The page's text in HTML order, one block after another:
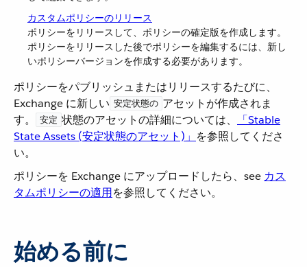
カスタムポリシーのリリース
ポリシーをリリースして、ポリシーの確定版を作成します。
ポリシーをリリースした後でポリシーを編集するには、新し
いポリシーバージョンを作成する必要があります。
ポリシーをパブリッシュまたはリリースするたびに、
Exchange に新しい​ 安定状態の ​アセットが作成されま
す。​
安定 ​状態のアセットの詳細については、​
「Stable
State Assets (安定状態のアセット)」 ​を参照してくださ
い。
ポリシーを Exchange にアップロードしたら、see カス
タムポリシーの適用を参照してください。
始める前に